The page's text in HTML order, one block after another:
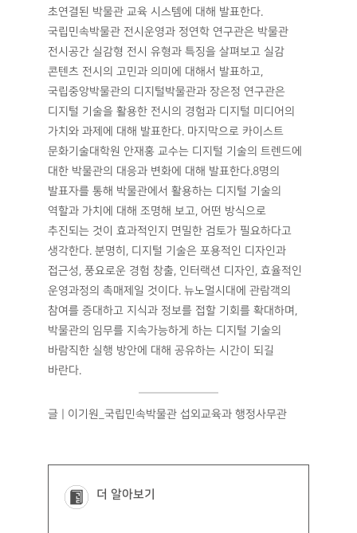
초연결된 박물관 교육 시스템에 대해 발표한다.
국립민속박물관 전시운영과 정연학 연구관은 박물관
전시공간 실감형 전시 유형과 특징을 살펴보고 실감
콘텐츠 전시의 고민과 의미에 대해서 발표하고,
국립중앙박물관의 디지털박물관과 장은정 연구관은
디지털 기술을 활용한 전시의 경험과 디지털 미디어의
가치와 과제에 대해 발표한다. 마지막으로 카이스트
문화기술대학원 안재홍 교수는 디지털 기술의 트렌드에
대한 박물관의 대응과 변화에 대해 발표한다.8명의
발표자를 통해 박물관에서 활용하는 디지털 기술의
역할과 가치에 대해 조명해 보고, 어떤 방식으로
추진되는 것이 효과적인지 면밀한 검토가 필요하다고
생각한다. 분명히, 디지털 기술은 포용적인 디자인과
접근성, 풍요로운 경험 창출, 인터랙션 디자인, 효율적인
운영과정의 촉매제일 것이다. 뉴노멀시대에 관람객의
참여를 증대하고 지식과 정보를 접할 기회를 확대하며,
박물관의 임무를 지속가능하게 하는 디지털 기술의
바람직한 실행 방안에 대해 공유하는 시간이 되길
바란다.
글 | 이기원_국립민속박물관 섭외교육과 행정사무관
더 알아보기